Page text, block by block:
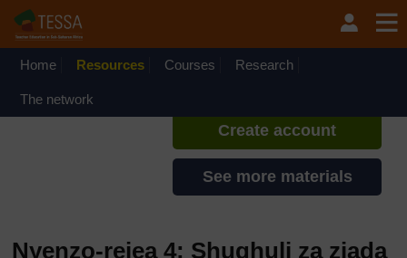
Home Resources Courses Research
The network
TESSA - Swahili - All Africa
If you create an account, you can
set up a personal learning profile
Create account
See more materials
Nyenzo-rejea 4: Shughuli za ziada